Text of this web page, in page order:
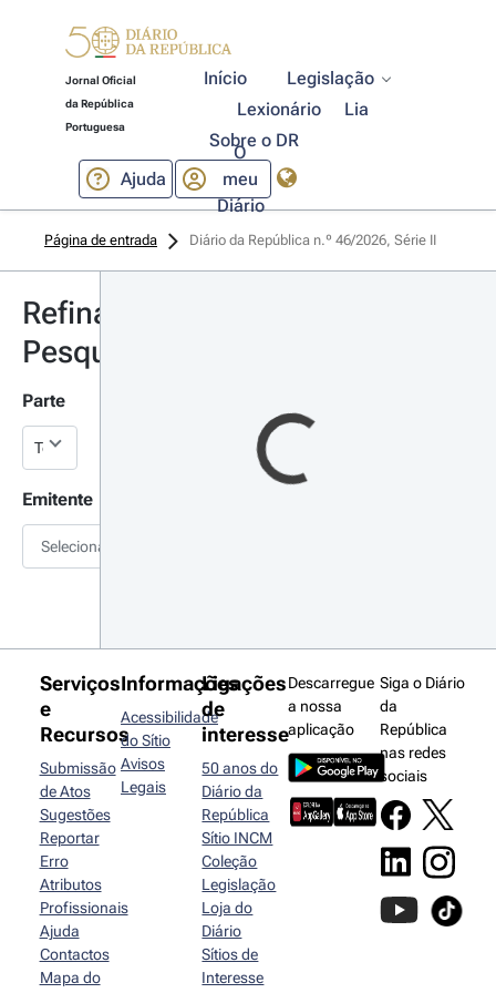
Jornal Oficial
da República
Portuguesa
Início
Legislação
Lexionário
Lia
Sobre o DR
Ajuda
O
meu
Diário
Página de entrada Diário da República n.º 46/2026, Série II
Refinar
Pesquisa
Parte
Emitente
Selecionar
Serviços
e
Recursos
Submissão
de Atos
Sugestões
Reportar
Erro
Atributos
Profissionais
Ajuda
Contactos
Mapa do
Informações
Acessibilidade
do Sítio
Avisos
Legais
Ligações
de
interesse
50 anos do
Diário da
República
Sítio INCM
Coleção
Legislação
Loja do
Diário
Sítios de
Interesse
Descarregue
a nossa
aplicação
Siga o Diário
da
República
nas redes
sociais